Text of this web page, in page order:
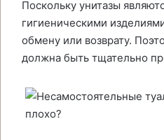
Поскольку унитазы
гигиеническими
обмену или возврату.
должна быть тщательно